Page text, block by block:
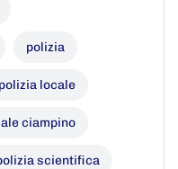
polizia
polizia locale
ciampino
scientifica